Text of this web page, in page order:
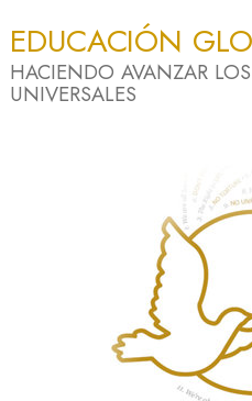
EDUCACIÓN
HACIENDO AVANZAR
UNIVERSALES